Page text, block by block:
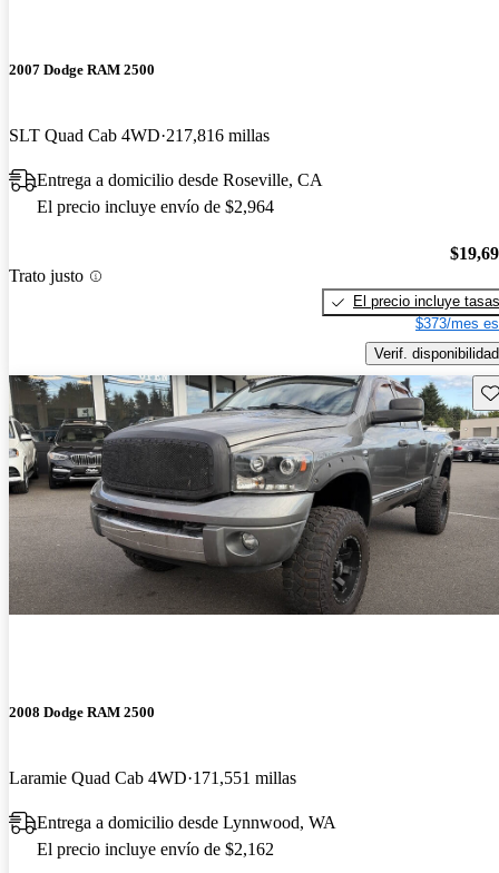
2007 Dodge RAM 2500
SLT Quad Cab 4WD 217,816 millas
Entrega a domicilio desde Roseville, CA
El precio incluye envío de $2,964
Trato justo
El precio incluye tasas
$373/mes
Verif. disponibilidad
2008 Dodge RAM 2500
Laramie Quad Cab 4WD 171,551 millas
Entrega a domicilio desde Lynnwood, WA
El precio incluye envío de $2,162